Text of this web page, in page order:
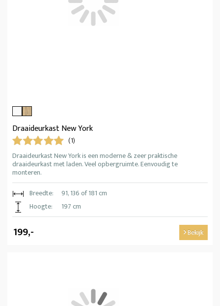
Draaideurkast New York
(1)
Draaideurkast New York is een moderne & zeer praktische
draaideurkast met laden. Veel opbergruimte. Eenvoudig te
monteren.
Breedte:
91, 136 of 181 cm
Hoogte:
197 cm
199,- Bekijk